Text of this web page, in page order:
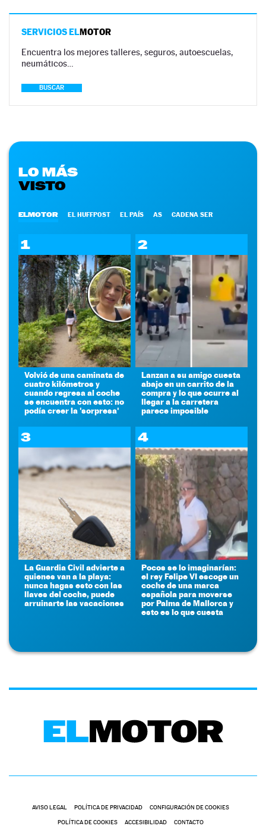
SERVICIOS ELMOTOR
Encuentra los mejores talleres, seguros, autoescuelas,
neumáticos…
BUSCAR
LO MÁS
VISTO
ELMOTOR EL HUFFPOST EL PAÍS AS CADENA SER
1
Volvió de una caminata de
cuatro kilómetros y
cuando regresa al coche
se encuentra con esto: no
podía creer la 'sorpresa'
2
Lanzan a su amigo cuesta
abajo en un carrito de la
compra y lo que ocurre al
llegar a la carretera
parece imposible
3
La Guardia Civil advierte a
quienes van a la playa:
nunca hagas esto con las
llaves del coche, puede
arruinarte las vacaciones
4
Pocos se lo imaginarían:
el rey Felipe VI escoge un
coche de una marca
española para moverse
por Palma de Mallorca y
esto es lo que cuesta
AVISO LEGAL POLÍTICA DE PRIVACIDAD CONFIGURACIÓN DE COOKIES
POLÍTICA DE COOKIES ACCESIBILIDAD CONTACTO